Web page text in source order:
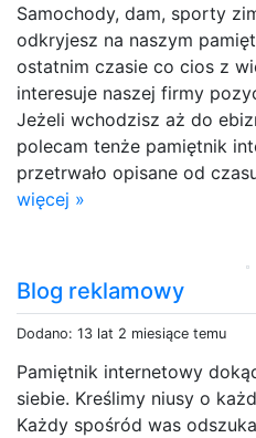
Samochody, dam, sporty
odkryjesz na naszym
ostatnim czasie co cios z
interesuje naszej firmy
Jeżeli wchodzisz aż do
polecam tenże pamiętnik
przetrwało opisane od
więcej »
Blog reklamowy
Dodano: 13 lat 2 miesiące temu
Pamiętnik internetowy
siebie. Kreślimy niusy o
Każdy spośród was